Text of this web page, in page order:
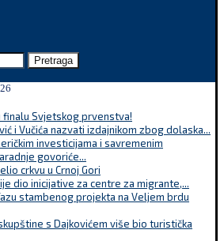
Pretraga
finalu Svjetskog prvenstva!
i Vučića nazvati izdajnikom zbog dolaska...
investicijama i savremenim
govoriće...
crkvu u Crnoj Gori
dio inicijative za centre za migrante,...
stambenog projekta na Veljem brdu
s Dajkovićem više bio turistička